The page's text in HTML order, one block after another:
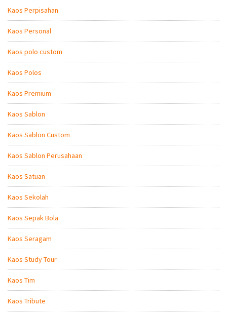
Kaos Perpisahan
Kaos Personal
Kaos polo custom
Kaos Polos
Kaos Premium
Kaos Sablon
Kaos Sablon Custom
Kaos Sablon Perusahaan
Kaos Satuan
Kaos Sekolah
Kaos Sepak Bola
Kaos Seragam
Kaos Study Tour
Kaos Tim
Kaos Tribute